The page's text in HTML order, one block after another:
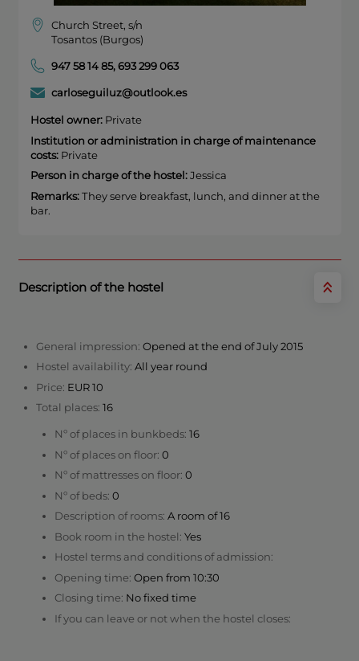
Church Street, s/n
Tosantos (Burgos)
947 58 14 85,693 299 063
carloseguiluz@outlook.es
Hostel owner:Private
Institution or administration in charge of maintenance
costs:Private
Person in charge of the hostel:Jessica
Remarks:They serve breakfast, lunch, and dinner at the
bar.
Description of the hostel
General impression: Opened at the end of July 2015
Hostel availability: All year round
Price: EUR 10
Total places: 16
Nº of places in bunkbeds: 16
Nº of places on floor: 0
Nº of mattresses on floor: 0
Nº of beds: 0
Description of rooms: A room of 16
Book room in the hostel: Yes
Hostel terms and conditions of admission:
Opening time: Open from 10:30
Closing time: No fixed time
If you can leave or not when the hostel closes: